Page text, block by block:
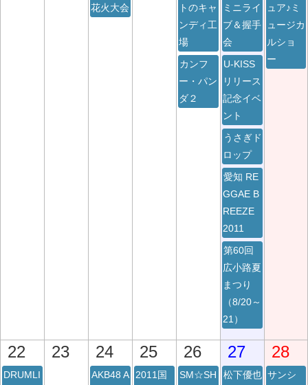
サンシ
松下優也
SM☆SH
2011国
AKB48 A
DRUMLI
ュア♪ミ
ュージカ
ルショ
ー
愛知 RE
GGAE B
REEZE
2011
うさぎド
ロップ
第60回
広小路夏
まつり
（8/20～
21）
U-KISS
リリース
記念イベ
ント
ミニライ
ブ＆握手
会
トのキャ
ンディ工
場
カンフ
ー・パン
ダ２
花火大会
22 23 24 25 26 27 28